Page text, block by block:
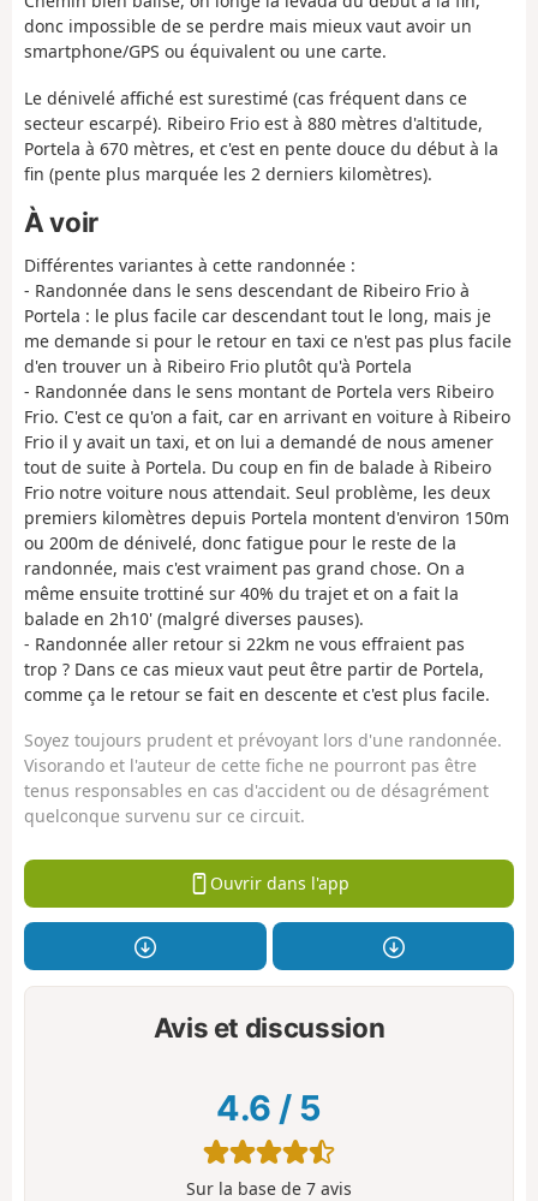
donc impossible de se perdre mais mieux vaut avoir un
smartphone/GPS ou équivalent ou une carte.
Le dénivelé affiché est surestimé (cas fréquent dans ce
secteur escarpé). Ribeiro Frio est à 880 mètres d'altitude,
Portela à 670 mètres, et c'est en pente douce du début à la
fin (pente plus marquée les 2 derniers kilomètres).
À voir
Différentes variantes à cette randonnée :
- Randonnée dans le sens descendant de Ribeiro Frio à
Portela : le plus facile car descendant tout le long, mais je
me demande si pour le retour en taxi ce n'est pas plus facile
d'en trouver un à Ribeiro Frio plutôt qu'à Portela
- Randonnée dans le sens montant de Portela vers Ribeiro
Frio. C'est ce qu'on a fait, car en arrivant en voiture à Ribeiro
Frio il y avait un taxi, et on lui a demandé de nous amener
tout de suite à Portela. Du coup en fin de balade à Ribeiro
Frio notre voiture nous attendait. Seul problème, les deux
premiers kilomètres depuis Portela montent d'environ 150m
ou 200m de dénivelé, donc fatigue pour le reste de la
randonnée, mais c'est vraiment pas grand chose. On a
même ensuite trottiné sur 40% du trajet et on a fait la
balade en 2h10' (malgré diverses pauses).
- Randonnée aller retour si 22km ne vous effraient pas
trop ? Dans ce cas mieux vaut peut être partir de Portela,
comme ça le retour se fait en descente et c'est plus facile.
Soyez toujours prudent et prévoyant lors d'une randonnée.
Visorando et l'auteur de cette fiche ne pourront pas être
tenus responsables en cas d'accident ou de désagrément
quelconque survenu sur ce circuit.
Ouvrir dans l'app
Avis et discussion
4.6 / 5
Sur la base de 7 avis